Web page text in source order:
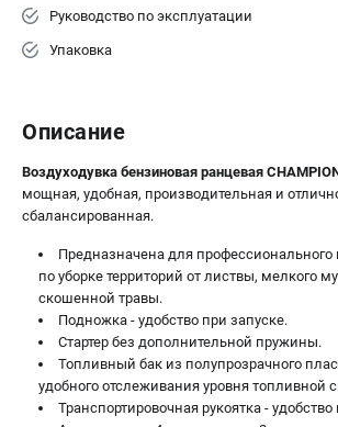
Руководство по эксплуатации
Упаковка
Описание
Воздуходувка бензиновая ранцевая
мощная, удобная, производительная и
сбалансированная.
Предназначена для профессионального
по уборке территорий от листвы, мелкого
скошенной травы.
Подножка - удобство при запуске.
Стартер без дополнительной пружины.
Топливный бак из полупрозрачного
удобного отслеживания уровня топливной
Транспортировочная рукоятка -